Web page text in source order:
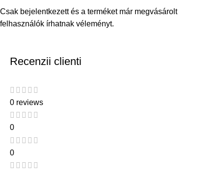
Csak bejelentkezett és a terméket már megvásárolt
felhasználók írhatnak véleményt.
Recenzii clienti
0 reviews
0
0